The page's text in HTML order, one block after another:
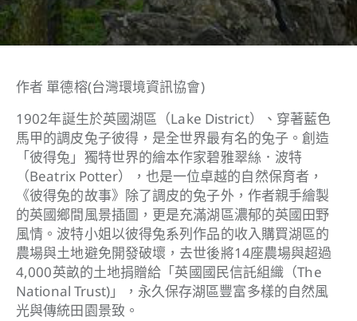
作者 單德榕(台灣環境資訊協會)
1902年誕生於英國湖區（Lake District）、穿著藍色
馬甲的調皮兔子彼得，是全世界最有名的兔子。創造
「彼得兔」獨特世界的繪本作家碧雅翠絲．波特
（Beatrix Potter），也是一位卓越的自然保育者，
《彼得兔的故事》除了調皮的兔子外，作者親手繪製
的英國鄉間風景插圖，更是充滿湖區濃郁的英國田野
風情。波特小姐以彼得兔系列作品的收入購買湖區的
農場與土地避免開發破壞，去世後將14座農場與超過
4,000英畝的土地捐贈給「英國國民信託組織（The
National Trust)」，永久保存湖區豐富多樣的自然風
光與傳統田園景致。